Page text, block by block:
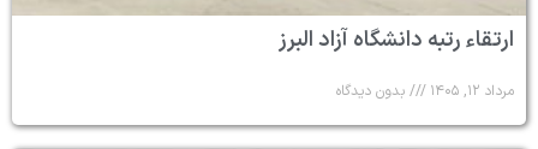
ارتقاء رتبه دانشگاه آزاد البرز
مرداد ۱۲, ۱۴۰۵ بدون دیدگاه